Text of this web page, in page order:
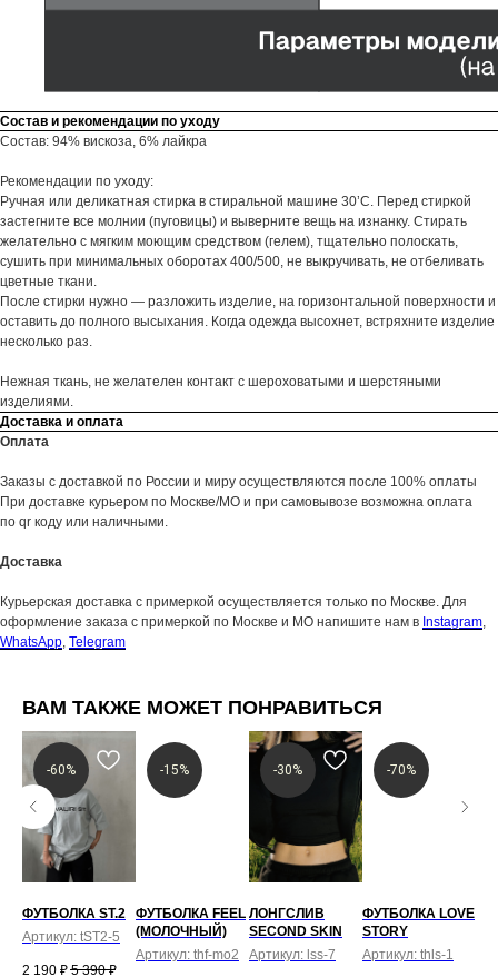
Состав и рекомендации по уходу
Состав: 94% вискоза, 6% лайкра
Рекомендации по уходу:
Ручная или деликатная стирка в стиральной машине 30’С. Перед стиркой
застегните все молнии (пуговицы) и выверните вещь на изнанку. Стирать
желательно с мягким моющим средством (гелем), тщательно полоскать,
сушить при минимальных оборотах 400/500, не выкручивать, не отбеливать
цветные ткани.
После стирки нужно — разложить изделие, на горизонтальной поверхности и
оставить до полного высыхания. Когда одежда высохнет, встряхните изделие
несколько раз.
Нежная ткань, не желателен контакт с шероховатыми и шерстяными
изделиями.
Доставка и оплата
Оплата
Заказы с доставкой по России и миру осуществляются после 100% оплаты
При доставке курьером по Москве/МО и при самовывозе возможна оплата
по qr коду или наличными.
Доставка
Курьерская доставка с примеркой осуществляется только по Москве. Для
оформление заказа с примеркой по Москве и МО напишите нам в Instagram,
WhatsApp, Telegram
ВАМ ТАКЖЕ МОЖЕТ ПОНРАВИТЬСЯ
-60%
ФУТБОЛКА ST.2
Артикул: tST2-5
2 190 ₽ 5 390 ₽
-15%
ФУТБОЛКА FEEL
(МОЛОЧНЫЙ)
Артикул: thf-mo2
-30%
ЛОНГСЛИВ
SECOND SKIN
Артикул: lss-7
-70%
ФУТБОЛКА LOVE
STORY
Артикул: thls-1
Клиентский сервис Контакты и соц. сети
Хиты продаж
Консультация в Telegram
Консультация в WhatsApp
Оплата и доставка
Обмен и возврат
Сертификаты
О бренде
ПОДПИШИТЕСЬ НА НАШУ РАССЫЛКУ И ПОЛУЧИТЕ
ПРОМОКОД НА 500 ₽ НА ПЕРВУЮ ПОКУПКУ